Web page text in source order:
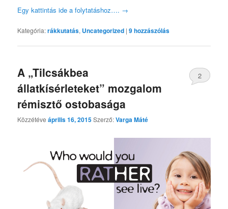
Egy kattintás ide a folytatáshoz…. →
Kategória:rákkutatás, Uncategorized |9hozzászólás
A „Tilcsákbea
állatkísérleteket” mozgalom
rémisztő ostobasága
Közzétéveáprilis 16, 2015Szerző:Varga Máté
2